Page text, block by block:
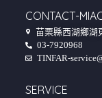
CONTACT-
苗栗縣西湖鄉湖
03-7920968
TINFAR-
SERVICE